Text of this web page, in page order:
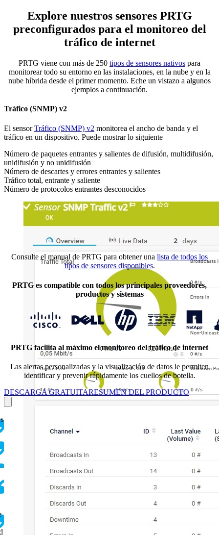
Explore nuestros sensores PRTG
preconfigurados para el monitoreo del
tráfico de internet
PRTG viene con más de 250 tipos de sensores nativos para
monitorear todo su entorno en las instalaciones, en la nube y en la
nube híbrida desde el primer momento. Eche un vistazo a algunos
ejemplos a continuación.
Tráfico (SNMP) v2
El sensorTráfico (SNMP) v2 monitorea el ancho de banda y el
tráfico en un dispositivo. Puede mostrar lo siguiente
Número de paquetes entrantes y salientes de difusión, multidifusión,
unidifusión y no unidifusión
Número de descartes y errores entrantes y salientes
Tráfico total, entrante y saliente
Número de protocolos entrantes desconocidos
Consulte el manual de PRTG para obtener una lista de todos los
tipos de sensores disponibles.
PRTG es compatible con todos los principales proveedores,
productos y sistemas
PRTG facilita al máximo el monitoreo del tráfico de internet
Las alertas personalizadas y la visualización de datos le permiten
identificar y prevenir rápidamente los cuellos de botella.
DESCARGA GRATUITARESUMEN DEL PRODUCTO